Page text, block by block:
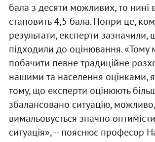
бала з десяти можливих, то нині
становить 4,5 бала. Попри це,
результати, експерти
підходили до оцінювання. «Тому
побачити певне традиційне
нашими та населення оцінками,
тому, що експерти оцінюють
збалансовано ситуацію,
вимальовується значно
ситуація», -- пояснює професор